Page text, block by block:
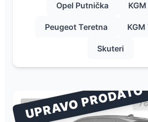
Opel Putnička
Peugeot Teretna
Skuteri
UPRAVO PRODATO
PEUGEOT 7